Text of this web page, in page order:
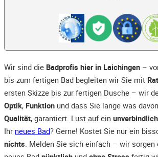
Wir sind die Badprofis hier in Laichingen –
bis zum fertigen Bad begleiten wir Sie mit
ersten Skizze bis zur fertigen Dusche – wir
Optik, Funktion und dass Sie lange was
Qualität, garantiert. Lust auf ein
Ihr neues Bad? Gerne! Kostet Sie nur ein
nichts. Melden Sie sich einfach – wir sorgen